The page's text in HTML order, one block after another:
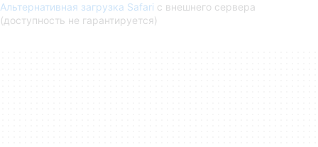
Альтернативная загрузка Safari с внешнего сервера
(доступность не гарантируется)